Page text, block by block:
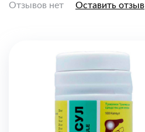
Отзывов нет Оставить отзыв